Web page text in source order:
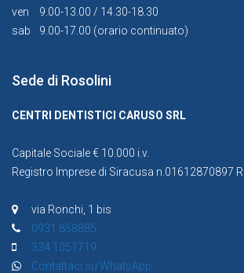
ven
9.00-13.00 / 14.30-18.30
sab
9.00-17.00 (orario continuato)
Sede di Rosolini
CENTRI DENTISTICI CARUSO SRL
Capitale Sociale € 10.000 i.v.
Registro Imprese di Siracusa n.01612870897
via Ronchi, 1 bis
0931 858885
334 1051719
Contattaci su WhatsApp